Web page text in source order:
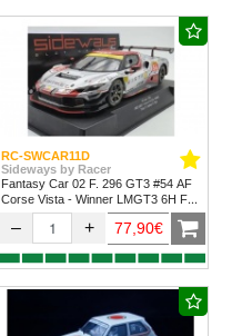
RC-SWCAR11D
Sideways by Racer
Fantasy Car 02 F. 296 GT3 #54 AF
Corse Vista - Winner LMGT3 6H Fuji
– + 77,90€